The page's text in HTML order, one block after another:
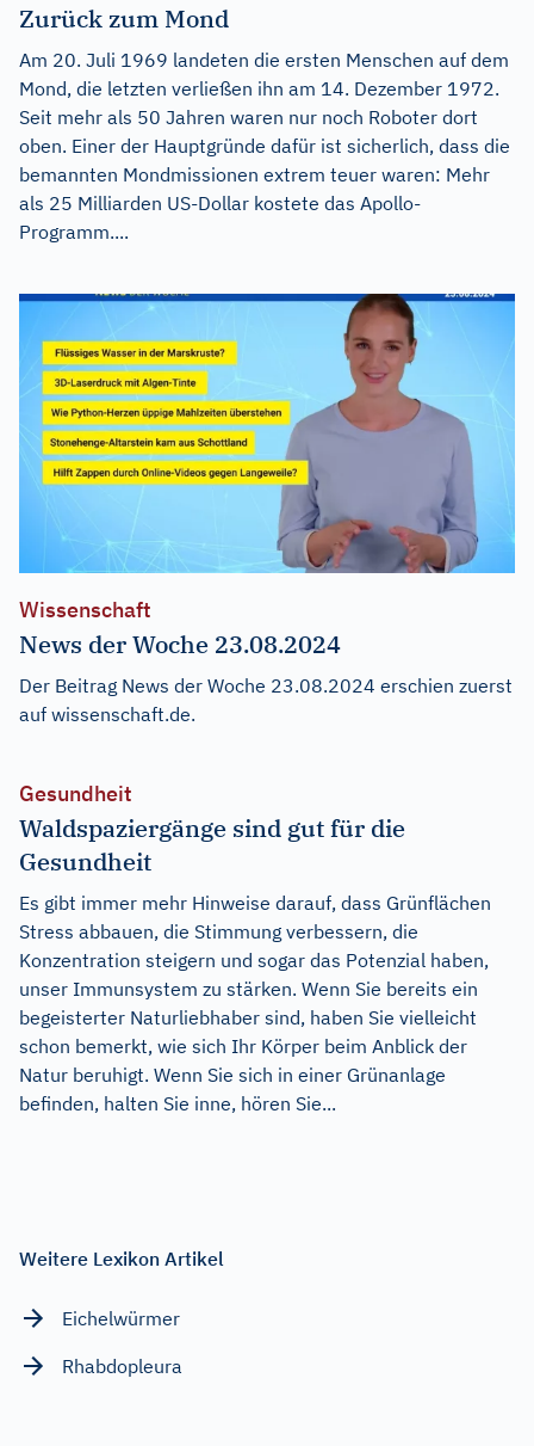
Zurück zum Mond
Am 20. Juli 1969 landeten die ersten Menschen auf dem
Mond, die letzten verließen ihn am 14. Dezember 1972.
Seit mehr als 50 Jahren waren nur noch Roboter dort
oben. Einer der Hauptgründe dafür ist sicherlich, dass die
bemannten Mondmissionen extrem teuer waren: Mehr
als 25 Milliarden US-Dollar kostete das Apollo-
Programm....
Wissenschaft
News der Woche 23.08.2024
Der Beitrag News der Woche 23.08.2024 erschien zuerst
auf wissenschaft.de.
Gesundheit
Waldspaziergänge sind gut für die
Gesundheit
Es gibt immer mehr Hinweise darauf, dass Grünflächen
Stress abbauen, die Stimmung verbessern, die
Konzentration steigern und sogar das Potenzial haben,
unser Immunsystem zu stärken. Wenn Sie bereits ein
begeisterter Naturliebhaber sind, haben Sie vielleicht
schon bemerkt, wie sich Ihr Körper beim Anblick der
Natur beruhigt. Wenn Sie sich in einer Grünanlage
befinden, halten Sie inne, hören Sie...
Weitere Lexikon Artikel
Eichelwürmer
Rhabdopleura